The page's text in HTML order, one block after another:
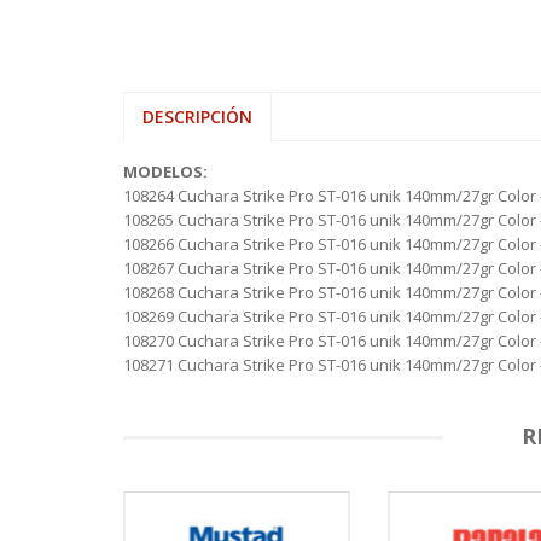
DESCRIPCIÓN
MODELOS:
108264 Cuchara Strike Pro ST-016 unik 140mm/27gr Color
108265 Cuchara Strike Pro ST-016 unik 140mm/27gr Color
108266 Cuchara Strike Pro ST-016 unik 140mm/27gr Color
108267 Cuchara Strike Pro ST-016 unik 140mm/27gr Color
108268 Cuchara Strike Pro ST-016 unik 140mm/27gr Color
108269 Cuchara Strike Pro ST-016 unik 140mm/27gr Color
108270 Cuchara Strike Pro ST-016 unik 140mm/27gr Color
108271 Cuchara Strike Pro ST-016 unik 140mm/27gr Color